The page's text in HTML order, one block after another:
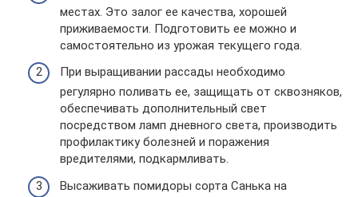
местах. Это залог ее качества, хорошей
приживаемости. Подготовить ее можно и
самостоятельно из урожая текущего года.
При выращивании рассады необходимо
регулярно поливать ее, защищать от сквозняков,
обеспечивать дополнительный свет
посредством ламп дневного света, производить
профилактику болезней и поражения
вредителями, подкармливать.
Высаживать помидоры сорта Санька на